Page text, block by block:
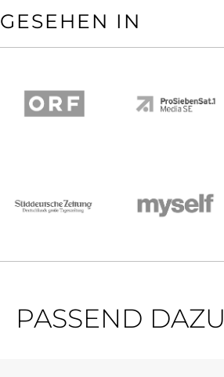
GESEHEN IN
PASSEND DAZU